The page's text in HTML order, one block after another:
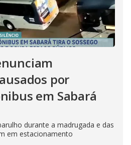
por
em Sabará
durante a madrugada e das
em estacionamento